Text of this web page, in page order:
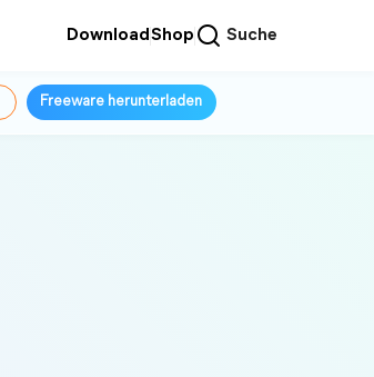
DownloadShop Suche
Freeware herunterladen